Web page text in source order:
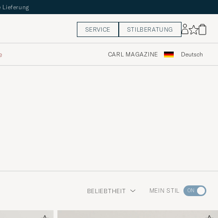
Lieferung
SERVICE STILBERATUNG
CARL MAGAZINE Deutsch
BELIEBTHEIT MEIN STIL Wechseln